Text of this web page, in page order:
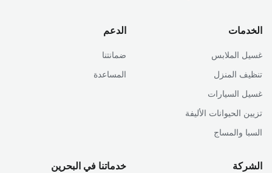
الخدمات
غسيل الملابس
تنظيف المنزل
غسيل السيارات
تزيين الحيوانات الأليفة
السبا والمساج
الدعم
ضمانتنا
المساعدة
الشركة خدماتنا في البحرين